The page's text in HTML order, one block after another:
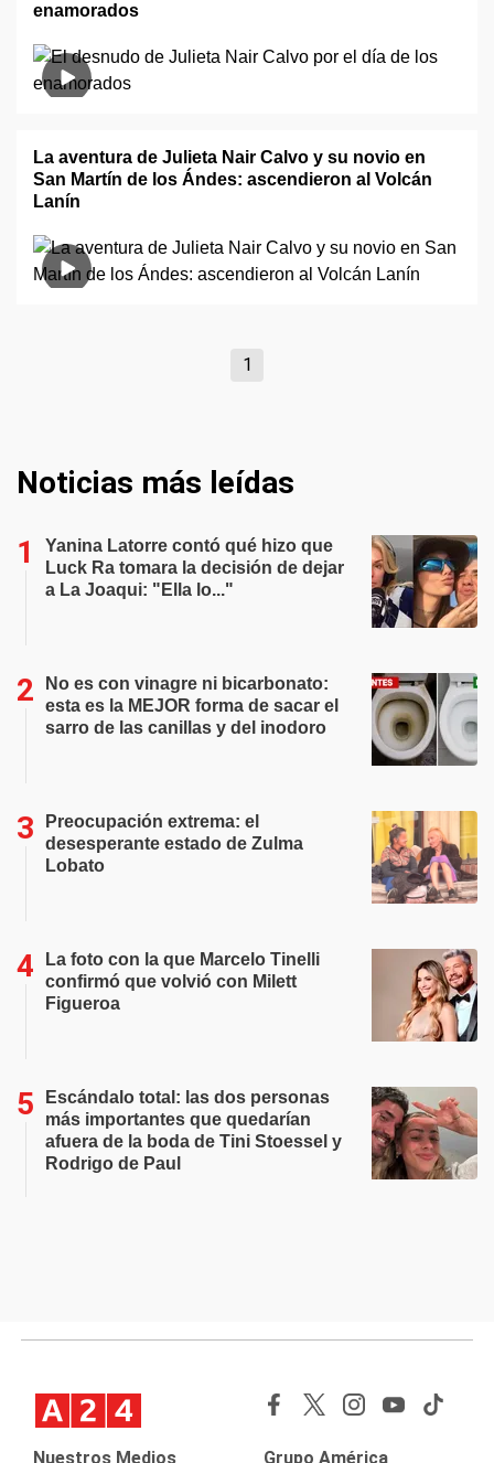
enamorados
La aventura de Julieta Nair Calvo y su novio en
San Martín de los Ándes: ascendieron al Volcán
Lanín
1
Noticias más leídas
Yanina Latorre contó qué hizo que
Luck Ra tomara la decisión de dejar
a La Joaqui: "Ella lo..."
No es con vinagre ni bicarbonato:
esta es la MEJOR forma de sacar el
sarro de las canillas y del inodoro
Preocupación extrema: el
desesperante estado de Zulma
Lobato
La foto con la que Marcelo Tinelli
confirmó que volvió con Milett
Figueroa
Escándalo total: las dos personas
más importantes que quedarían
afuera de la boda de Tini Stoessel y
Rodrigo de Paul
Nuestros Medios Grupo América